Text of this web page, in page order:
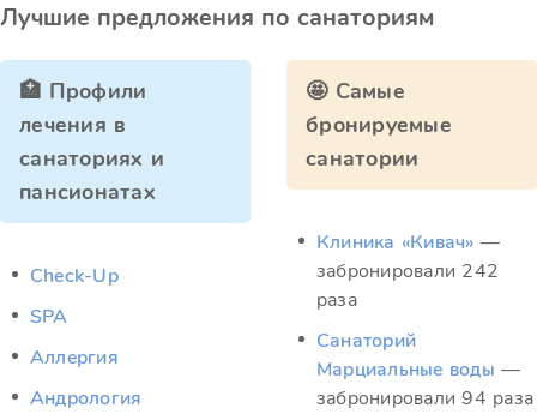
Лучшие предложения по санаториям
🏥 Профили
лечения в
санаториях и
пансионатах
Check-Up
SPA
Аллергия
Андрология
🤩 Самые
бронируемые
санатории
Клиника «Кивач» —
забронировали 242
раза
Санаторий
Марциальные воды —
забронировали 94 раза